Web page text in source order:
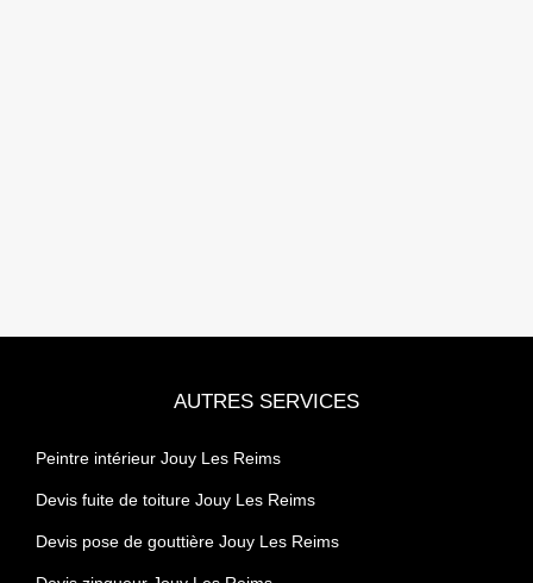
AUTRES SERVICES
Peintre intérieur Jouy Les Reims
Devis fuite de toiture Jouy Les Reims
Devis pose de gouttière Jouy Les Reims